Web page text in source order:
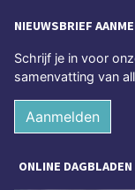
NIEUWSBRIEF
Schrijf je in voor
samenvatting van
Aanmelden
ONLINE DAGBLADEN